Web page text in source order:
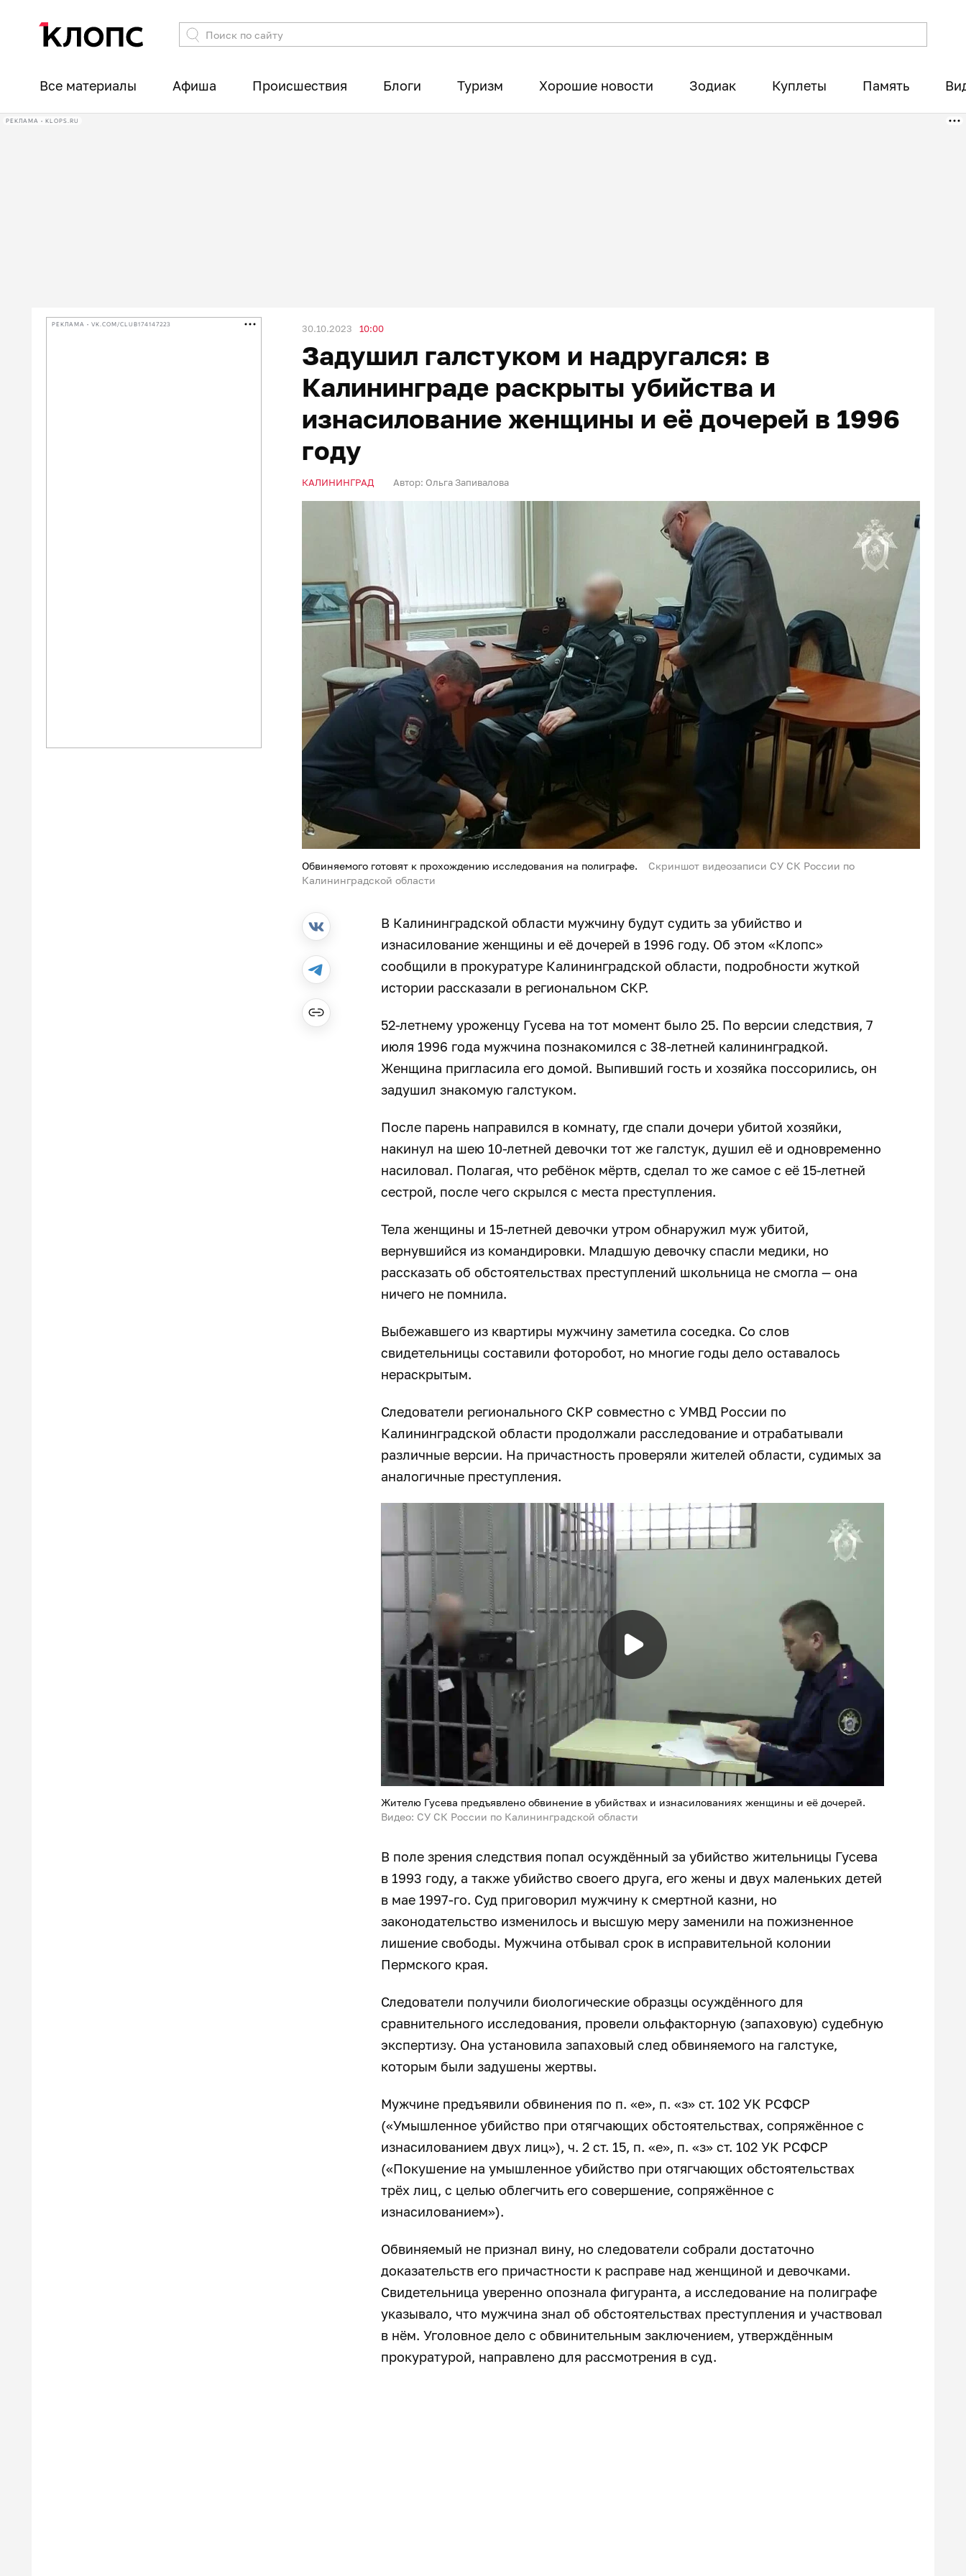
Все материалы Афиша Происшествия Блоги Туризм Хорошие новости Зодиак Куплеты Память
РЕКЛАМА • KLOPS.RU
РЕКЛАМА • VK.COM/CLUB174147223 30.10.2023 10:00
Задушил галстуком и надругался: в
Калининграде раскрыты убийства и
изнасилование женщины и её дочерей в 1996
году
КАЛИНИНГРАД Автор: Ольга Запивалова
Обвиняемого готовят к прохождению исследования на полиграфе.
Скриншот видеозаписи СУ СК России по
Калининградской области
В Калининградской области мужчину будут судить за убийство и
изнасилование женщины и её дочерей в 1996 году. Об этом «Клопс»
сообщили в прокуратуре Калининградской области, подробности жуткой
истории рассказали в региональном СКР.
52-летнему уроженцу Гусева на тот момент было 25. По версии следствия, 7
июля 1996 года мужчина познакомился с 38-летней калининградкой.
Женщина пригласила его домой. Выпивший гость и хозяйка поссорились, он
задушил знакомую галстуком.
После парень направился в комнату, где спали дочери убитой хозяйки,
накинул на шею 10-летней девочки тот же галстук, душил её и одновременно
насиловал. Полагая, что ребёнок мёртв, сделал то же самое с её 15-летней
сестрой, после чего скрылся с места преступления.
Тела женщины и 15-летней девочки утром обнаружил муж убитой,
вернувшийся из командировки. Младшую девочку спасли медики, но
рассказать об обстоятельствах преступлений школьница не смогла — она
ничего не помнила.
Выбежавшего из квартиры мужчину заметила соседка. Со слов
свидетельницы составили фоторобот, но многие годы дело оставалось
нераскрытым.
Следователи регионального СКР совместно с УМВД России по
Калининградской области продолжали расследование и отрабатывали
различные версии. На причастность проверяли жителей области, судимых за
аналогичные преступления.
Жителю Гусева предъявлено обвинение в убийствах и изнасилованиях женщины и её дочерей.
Видео: СУ СК России по Калининградской области
В поле зрения следствия попал осуждённый за убийство жительницы Гусева
в 1993 году, а также убийство своего друга, его жены и двух маленьких детей
в мае 1997-го. Суд приговорил мужчину к смертной казни, но
законодательство изменилось и высшую меру заменили на пожизненное
лишение свободы. Мужчина отбывал срок в исправительной колонии
Пермского края.
Следователи получили биологические образцы осуждённого для
сравнительного исследования, провели ольфакторную (запаховую) судебную
экспертизу. Она установила запаховый след обвиняемого на галстуке,
которым были задушены жертвы.
Мужчине предъявили обвинения по п. «е», п. «з» ст. 102 УК РСФСР
(«Умышленное убийство при отягчающих обстоятельствах, сопряжённое с
изнасилованием двух лиц»), ч. 2 ст. 15, п. «е», п. «з» ст. 102 УК РСФСР
(«Покушение на умышленное убийство при отягчающих обстоятельствах
трёх лиц, с целью облегчить его совершение, сопряжённое с
изнасилованием»).
Обвиняемый не признал вину, но следователи собрали достаточно
доказательств его причастности к расправе над женщиной и девочками.
Свидетельница уверенно опознала фигуранта, а исследование на полиграфе
указывало, что мужчина знал об обстоятельствах преступления и участвовал
в нём. Уголовное дело с обвинительным заключением, утверждённым
прокуратурой, направлено для рассмотрения в суд.